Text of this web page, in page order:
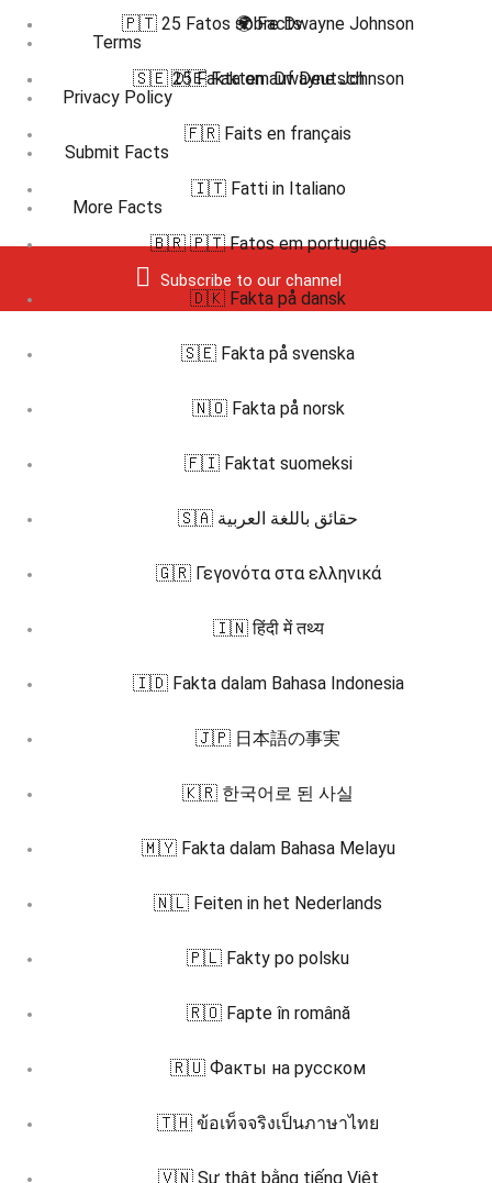
Terms
Privacy Policy
Submit Facts
More Facts
Subscribe to our channel
🇵🇹 25 Fatos sobre Dwayne Johnson
🇸🇪 25 Fakta om Dwayne Johnson
🌍 Facts
🇩🇪 Fakten auf Deutsch
🇫🇷 Faits en français
🇮🇹 Fatti in Italiano
🇧🇷 🇵🇹 Fatos em português
🇩🇰 Fakta på dansk
🇸🇪 Fakta på svenska
🇳🇴 Fakta på norsk
🇫🇮 Faktat suomeksi
🇸🇦 حقائق باللغة العربية
🇬🇷 Γεγονότα στα ελληνικά
🇮🇳 हिंदी में तथ्य
🇮🇩 Fakta dalam Bahasa Indonesia
🇯🇵 日本語の事実
🇰🇷 한국어로 된 사실
🇲🇾 Fakta dalam Bahasa Melayu
🇳🇱 Feiten in het Nederlands
🇵🇱 Fakty po polsku
🇷🇴 Fapte în română
🇷🇺 Факты на русском
🇹🇭 ข้อเท็จจริงเป็นภาษาไทย
🇻🇳 Sự thật bằng tiếng Việt